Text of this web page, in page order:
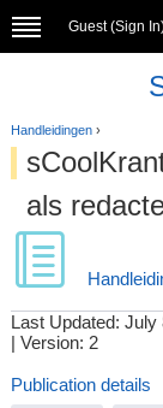
Guest (Sign In
Handleidingen›
als
Last Updated: July
| Version: 2
Publication details